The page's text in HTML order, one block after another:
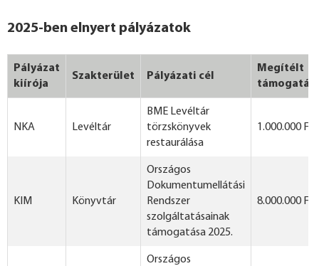
2025-ben elnyert pályázatok
Pályázat
kiírója
Szakterület Pályázati cél
Megítélt
támogatás
NKA Levéltár
BME Levéltár
törzskönyvek
restaurálása
1.000.000 Ft
KIM Könyvtár
Országos
Dokumentumellátási
Rendszer
szolgáltatásainak
támogatása 2025.
8.000.000 Ft
Országos